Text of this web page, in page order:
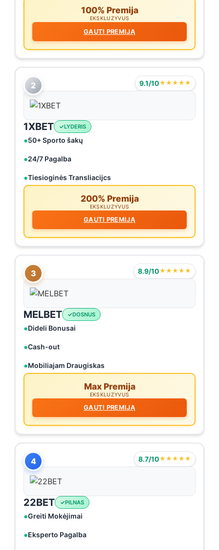
100% Premija
EKSKLUZYVUS
GAUTI PREMIJĄ
2 9.1/10★★★★★
1XBET LYDERIS
50+ Sporto šakų
24/7 Pagalba
Tiesioginės Transliacijcs
200% Premija
EKSKLUZYVUS
GAUTI PREMIJĄ
3 8.9/10★★★★★
MELBET DOSNUS
Dideli Bonusai
Cash-out
Mobiliajam Draugiskas
Max Premija
EKSKLUZYVUS
GAUTI PREMIJĄ
4 8.7/10★★★★★
22BET PILNAS
Greiti Mokėjimai
Eksperto Pagalba